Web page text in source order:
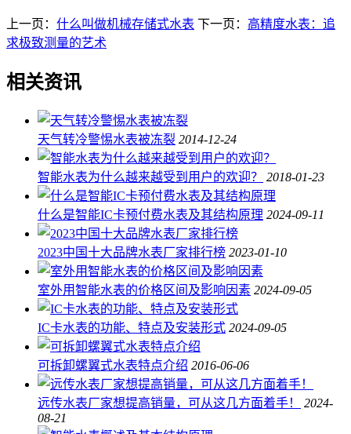
上一页： 什么叫做机械存储式水表 下一页： 高精度水表：追
求极致测量的艺术
相关资讯
天气转冷警惕水表被冻裂 2014-12-24
智能水表为什么越来越受到用户的欢迎？ 2018-01-23
什么是智能IC卡预付费水表及其结构原理 2024-09-11
2023中国十大品牌水表厂家排行榜 2023-01-10
室外用智能水表的价格区间及影响因素 2024-09-05
IC卡水表的功能、特点及安装形式 2024-09-05
可拆卸螺翼式水表特点介绍 2016-06-06
远传水表厂家想提高销量，可从这几方面着手！
2024-
08-21